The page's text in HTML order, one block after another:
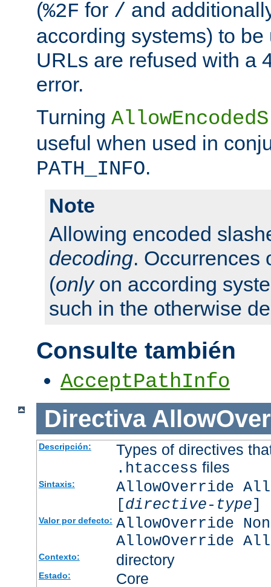
(%2F for / and
according systems) to
URLs are refused with a
error.
Turning
useful when used in
PATH_INFO.
Note
Allowing encoded
decoding. Occurrences
(onlyon according
such in the otherwise
Consulte también
AcceptPathInfo
Directiva
Descripción: Types of directives
.htaccess files
Sintaxis:
AllowOverride
[directive-type]
Valor por defecto: AllowOverride
AllowOverride
Contexto: directory
Estado: Core